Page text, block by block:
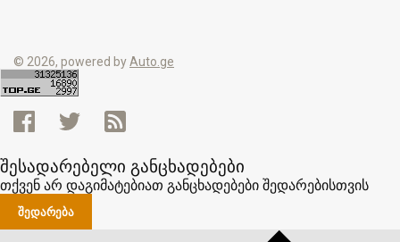
© 2026, powered byAuto.ge
შესადარებელი განცხადებები
თქვენ არ დაგიმატებიათ განცხადებები შედარებისთვის
ᲨᲔᲓᲐᲠᲔᲑᲐ